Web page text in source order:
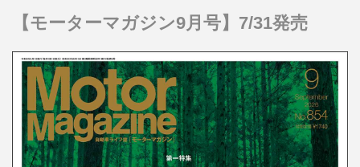
【モーターマガジン9月号】7/31発売